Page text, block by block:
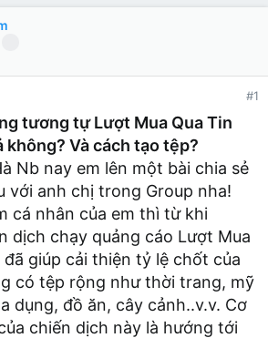
a
#1
tương tự Lượt Mua Qua Tin
không? Và cách tạo tệp?
Nb nay em lên một bài chia sẻ
với anh chị trong Group nha!
cá nhân của em thì từ khi
dịch chạy quảng cáo Lượt Mua
giúp cải thiện tỷ lệ chốt của
có tệp rộng như thời trang, mỹ
dụng, đồ ăn, cây cảnh..v.v. Cơ
chiến dịch này là hướng tới